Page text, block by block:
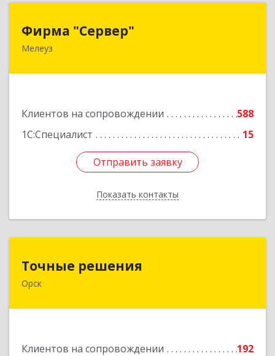
Фирма "Сервер"
Мелеуз
Клиентов на сопровождении
588
1С:Специалист
15
Отправить заявку
Показать контакты
453852, Башкортостан Респ, Мелеузовский р-н,
Отправить заявку
Назад
Точные решения
Орск
Клиентов на сопровождении
192
Подробнее